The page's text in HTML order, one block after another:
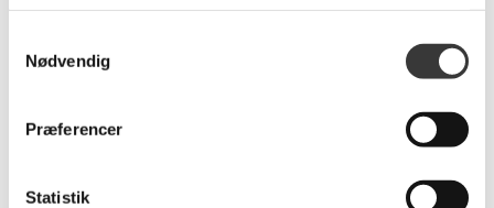
Nødvendig
Præferencer
Statistik
Ædeltræsolie, 600 ml